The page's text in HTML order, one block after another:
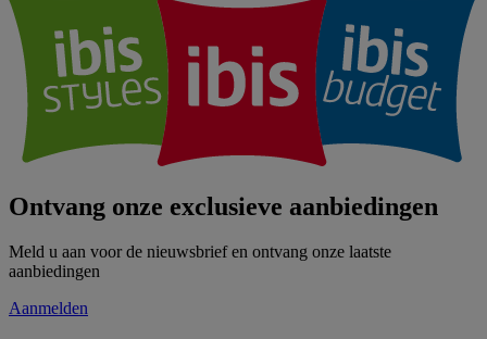
Ontvang onze exclusieve aanbiedingen
Meld u aan voor de nieuwsbrief en ontvang onze laatste
aanbiedingen
Aanmelden